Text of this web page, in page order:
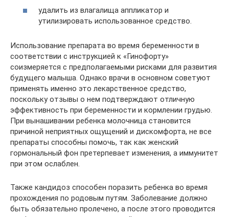
удалить из влагалища аппликатор и
утилизировать использованное средство.
Использование препарата во время беременности в
соответствии с инструкцией к «Гинофорту»
соизмеряется с предполагаемыми рисками для развития
будущего малыша. Однако врачи в основном советуют
применять именно это лекарственное средство,
поскольку отзывы о нем подтверждают отличную
эффективность при беременности и кормлении грудью.
При вынашивании ребенка молочница становится
причиной неприятных ощущений и дискомфорта, не все
препараты способны помочь, так как женский
гормональный фон претерпевает изменения, а иммунитет
при этом ослаблен.
Также кандидоз способен поразить ребенка во время
прохождения по родовым путям. Заболевание должно
быть обязательно пролечено, а после этого проводится